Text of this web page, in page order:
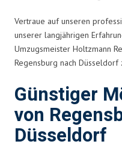
Vertraue auf unseren
unserer langjährigen
Umzugsmeister Holtzmann
Regensburg nach
Günstiger
von
Düsseldorf